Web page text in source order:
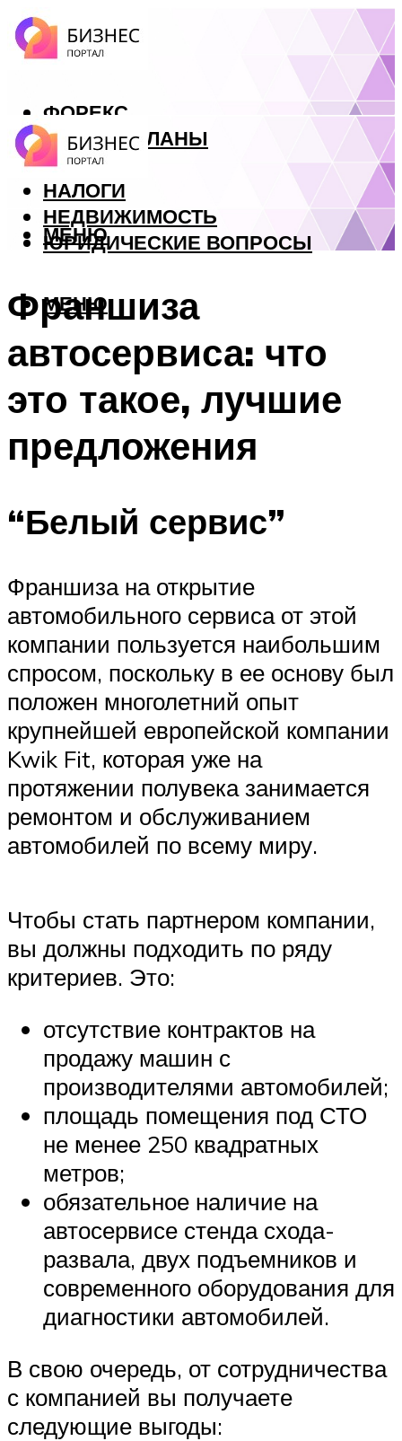
ФОРЕКС
БИЗНЕС ПЛАНЫ
КРЕДИТЫ
НАЛОГИ
НЕДВИЖИМОСТЬ
ЮРИДИЧЕСКИЕ ВОПРОСЫ
МЕНЮ
МЕНЮ
Франшиза
автосервиса: что
это такое, лучшие
предложения
“Белый сервис”
Франшиза на открытие
автомобильного сервиса от этой
компании пользуется наибольшим
спросом, поскольку в ее основу был
положен многолетний опыт
крупнейшей европейской компании
Kwik Fit, которая уже на
протяжении полувека занимается
ремонтом и обслуживанием
автомобилей по всему миру.
Чтобы стать партнером компании,
вы должны подходить по ряду
критериев. Это:
отсутствие контрактов на
продажу машин с
производителями автомобилей;
площадь помещения под СТО
не менее 250 квадратных
метров;
обязательное наличие на
автосервисе стенда схода-
развала, двух подъемников и
современного оборудования для
диагностики автомобилей.
В свою очередь, от сотрудничества
с компанией вы получаете
следующие выгоды: